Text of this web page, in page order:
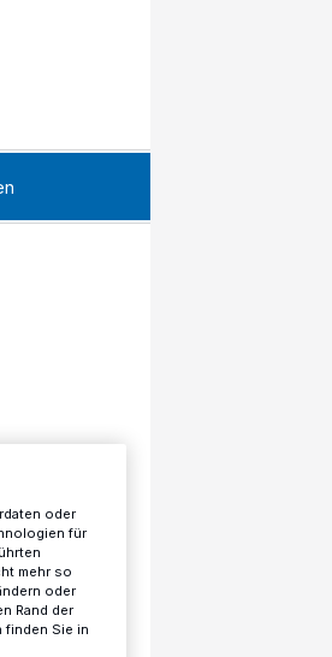
oder
für
mehr so
oder
Rand der
finden Sie in